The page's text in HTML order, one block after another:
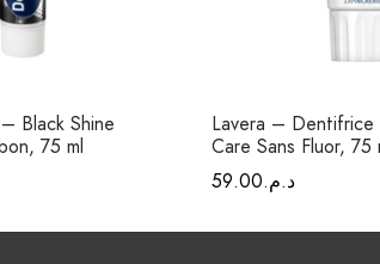
Black Shine
75 ml
Lavera – Dentifrice
Care Sans Fluor, 75
د.م.59.00